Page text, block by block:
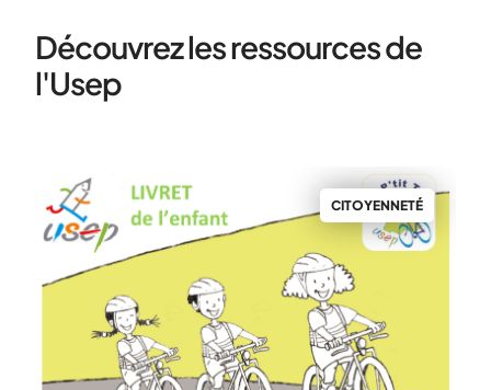
Découvrez les ressources de
l'Usep
CITOYENNETÉ